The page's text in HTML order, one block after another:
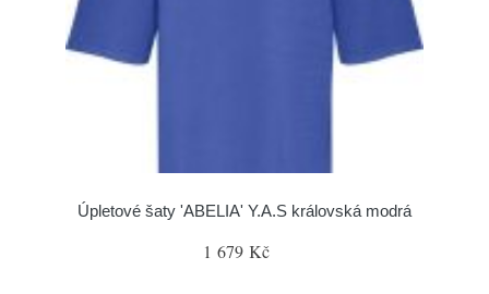
Úpletové šaty 'ABELIA' Y.A.S královská modrá
1 679 Kč